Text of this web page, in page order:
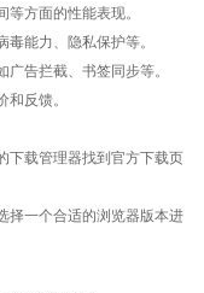
方面的性能表现。
能力、隐私保护等。
告拦截、书签同步等。
反馈。
下载管理器找到官方下载页
择一个合适的浏览器版本进